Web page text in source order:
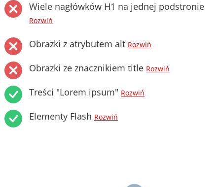
Wiele nagłówków H1 na jednej podstronie
Rozwiń
Obrazki z atrybutem alt Rozwiń
Obrazki ze znacznikiem title Rozwiń
Treści "Lorem ipsum" Rozwiń
Elementy Flash Rozwiń